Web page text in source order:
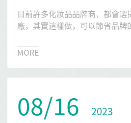
目前許多化妝品品牌商，都會選
廠，其實這樣做，可以節省品牌
很多廠家，那么這些廠家怎么樣
MORE
08/16
2023